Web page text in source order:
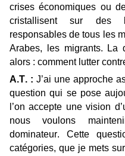
crises économiques ou
cristallisent sur des
responsables de tous les
Arabes, les migrants. La
alors : comment lutter
A.T. : J’ai une approche
question qui se pose
l’on accepte une vision
nous voulons
dominateur. Cette
catégories, que je mets